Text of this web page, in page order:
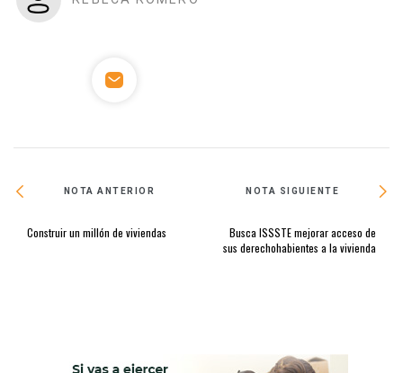
NOTA ANTERIOR
Construir un millón de viviendas
NOTA SIGUIENTE
Busca ISSSTE mejorar acceso de
sus derechohabientes a la vivienda